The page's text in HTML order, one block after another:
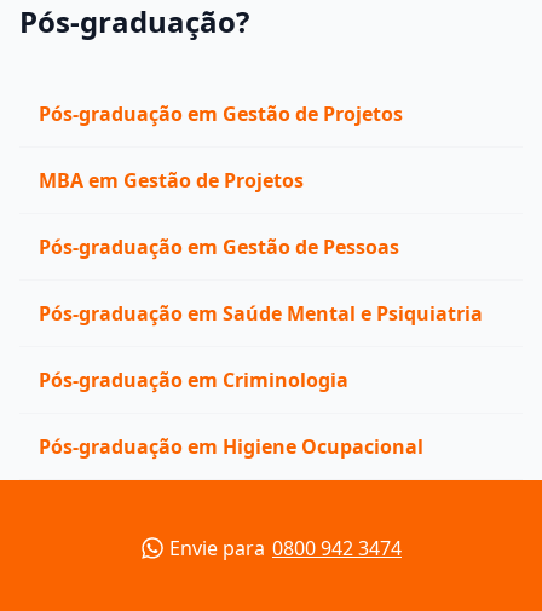
Pós-graduação?
Pós-graduação em Gestão de Projetos
MBA em Gestão de Projetos
Pós-graduação em Gestão de Pessoas
Pós-graduação em Saúde Mental e Psiquiatria
Pós-graduação em Criminologia
Pós-graduação em Higiene Ocupacional
Envie para 0800 942 3474